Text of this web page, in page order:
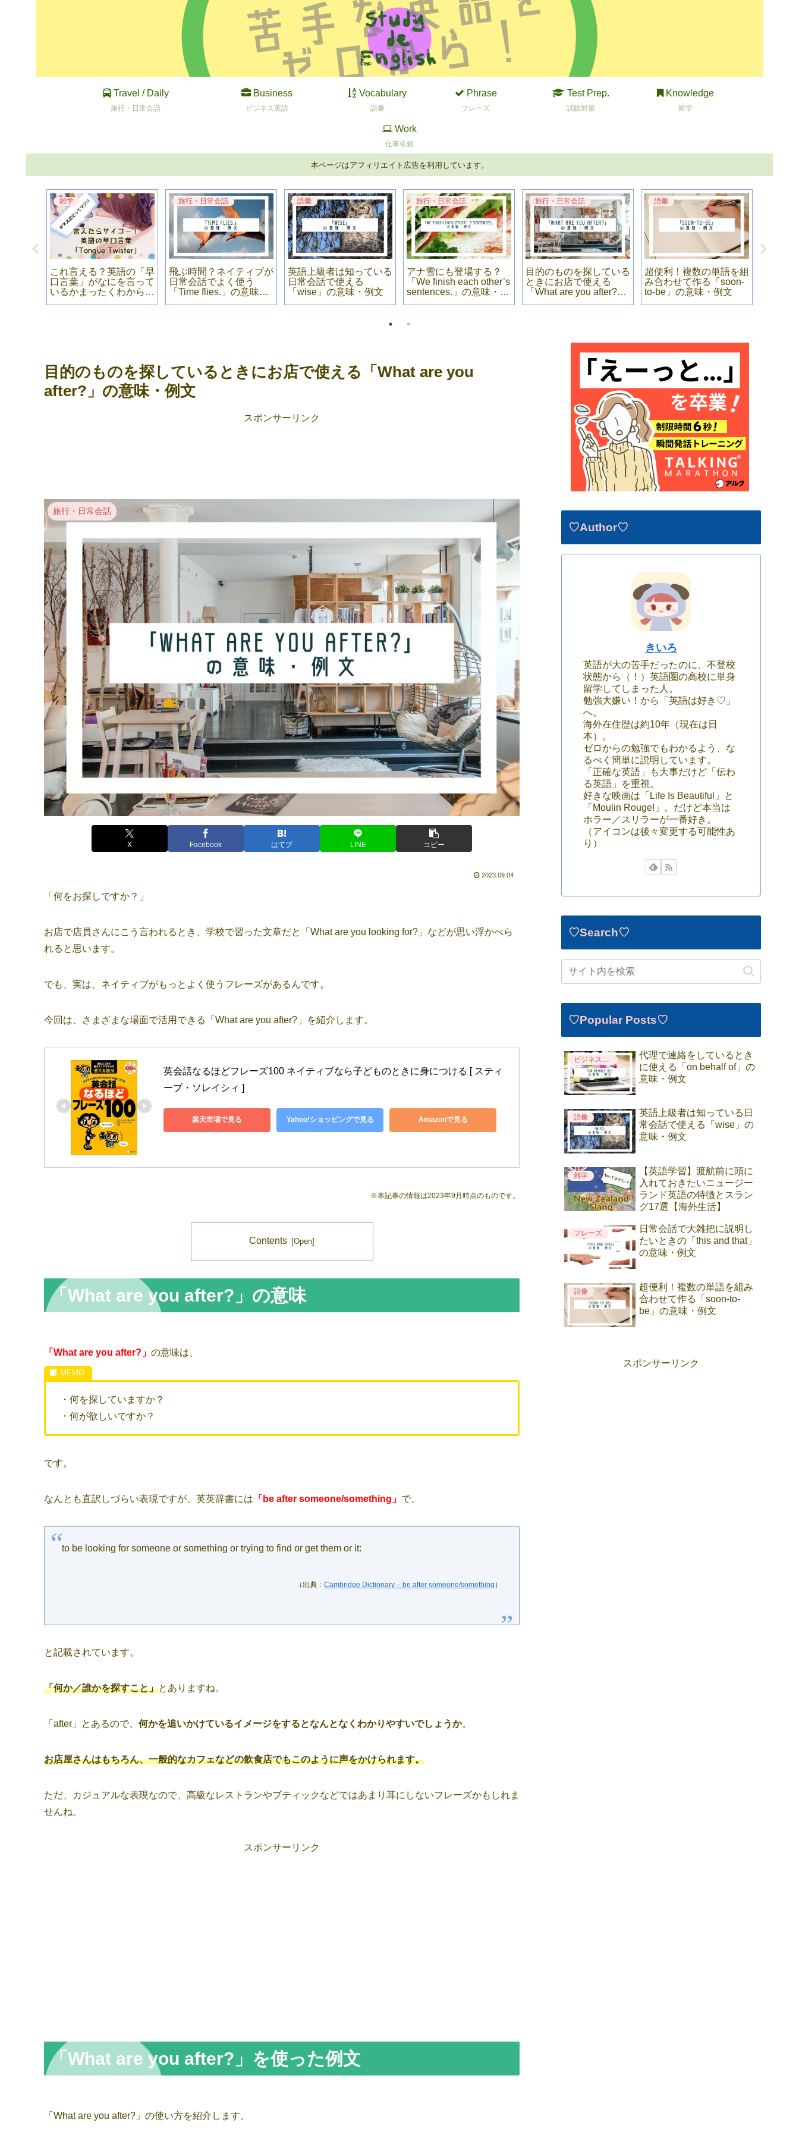
Travel / Daily
旅行・日常会話
Business
ビジネス英語
Vocabulary
語彙
Phrase
フレーズ
Test Prep.
試験対策
Knowledge
雑学
Work
仕事依頼
本ページはアフィリエイト広告を利用しています。
雑学
これ言える？英語の「早
口言葉」がなにを言って
いるかまったくわからな
旅行・日常会話
飛ぶ時間？ネイティブが
日常会話でよく使う
「Time flies.」の意味・
語彙
英語上級者は知っている
日常会話で使える
「wise」の意味・例文
旅行・日常会話
アナ雪にも登場する？
「We finish each other’s
sentences.」の意味・例
旅行・日常会話
目的のものを探している
ときにお店で使える
「What are you after?」
語彙
超便利！複数の単語を組
み合わせて作る「soon-
to-be」の意味・例文
目的のものを探しているときにお店で使える「What are you
after?」の意味・例文
スポンサーリンク
旅行・日常会話
X Facebook はてブ LINE コピー
2023.09.04
「何をお探しですか？」
お店で店員さんにこう言われるとき、学校で習った文章だと「What are you looking for?」などが思い浮かべら
れると思います。
でも、実は、ネイティブがもっとよく使うフレーズがあるんです。
今回は、さまざまな場面で活用できる「What are you after?」を紹介します。
英会話なるほどフレーズ100 ネイティブなら子どものときに身につける [ スティ
ーブ・ソレイシィ ]
楽天市場で見る Yahoo!ショッピングで見る Amazonで見る
※本記事の情報は2023年9月時点のものです。
Contents
「What are you after?」の意味
「What are you after?」 の意味は、
・何を探していますか？
・何が欲しいですか？
です。
なんとも直訳しづらい表現ですが、英英辞書には 「be after someone/something」 で、
to be looking for someone or something or trying to find or get them or it:
（出典：Cambridge Dictionary – be after someone/something ）
と記載されています。
「何か／誰かを探すこと」とありますね。
「after」とあるので、 何かを追いかけているイメージをするとなんとなくわかりやすいでしょうか。
お店屋さんはもちろん、一般的なカフェなどの飲食店でもこのように声をかけられます。
ただ、カジュアルな表現なので、高級なレストランやブティックなどではあまり耳にしないフレーズかもしれま
せんね。
スポンサーリンク
「What are you after?」を使った例文
「What are you after?」の使い方を紹介します。
♡Author♡
きいろ
英語が大の苦手だったのに、不登校
状態から（！）英語圏の高校に単身
留学してしまった人。
勉強大嫌い！から「英語は好き♡」
へ。
海外在住歴は約10年（現在は日
本）。
ゼロからの勉強でもわかるよう、な
るべく簡単に説明しています。
「正確な英語」も大事だけど「伝わ
る英語」を重視。
好きな映画は「Life Is Beautiful」と
「Moulin Rouge!」。だけど本当は
ホラー／スリラーが一番好き。
（アイコンは後々変更する可能性あ
り）
♡Search♡
♡Popular Posts♡
ビジネス英語
代理で連絡をしているとき
に使える「on behalf of」の
意味・例文
語彙
英語上級者は知っている日
常会話で使える「wise」の
意味・例文
雑学
【英語学習】渡航前に頭に
入れておきたいニュージー
ランド英語の特徴とスラン
グ17選【海外生活】
フレーズ
日常会話で大雑把に説明し
たいときの「this and that」
の意味・例文
語彙
超便利！複数の単語を組み
合わせて作る「soon-to-
be」の意味・例文
スポンサーリンク